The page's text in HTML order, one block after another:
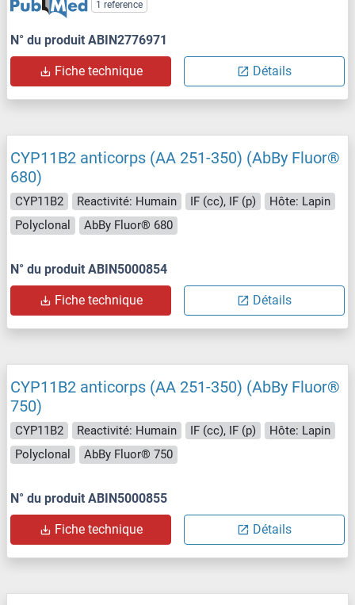
1 reference
N° du produit ABIN2776971
Fiche technique Détails
CYP11B2 anticorps (AA 251-350) (AbBy Fluor®
680)
CYP11B2 Reactivité: Humain IF (cc), IF (p)
Hôte: Lapin
Polyclonal
AbBy Fluor® 680
N° du produit ABIN5000854
Fiche technique Détails
CYP11B2 anticorps (AA 251-350) (AbBy Fluor®
750)
CYP11B2 Reactivité: Humain IF (cc), IF (p)
Hôte: Lapin
Polyclonal
AbBy Fluor® 750
N° du produit ABIN5000855
Fiche technique Détails